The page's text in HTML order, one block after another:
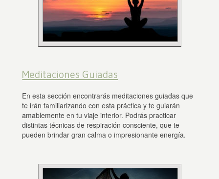
Meditaciones Guiadas
En esta sección encontrarás meditaciones guiadas que
te irán familiarizando con esta práctica y te guiarán
amablemente en tu viaje interior. Podrás practicar
distintas técnicas de respiración consciente, que te
pueden brindar gran calma o impresionante energía.